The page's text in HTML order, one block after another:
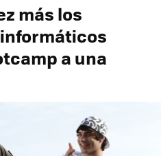
más los
a una